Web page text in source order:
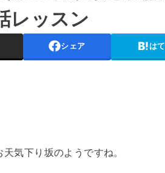
レッスン
シェア は
気下り坂のようですね。